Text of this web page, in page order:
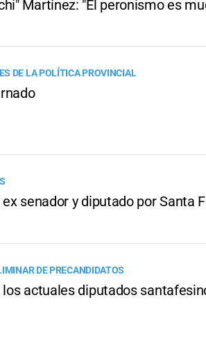
Martínez: "El peronismo es
DE LA POLÍTICA PROVINCIAL
senador y diputado por Santa
DE PRECANDIDATOS
los actuales diputados